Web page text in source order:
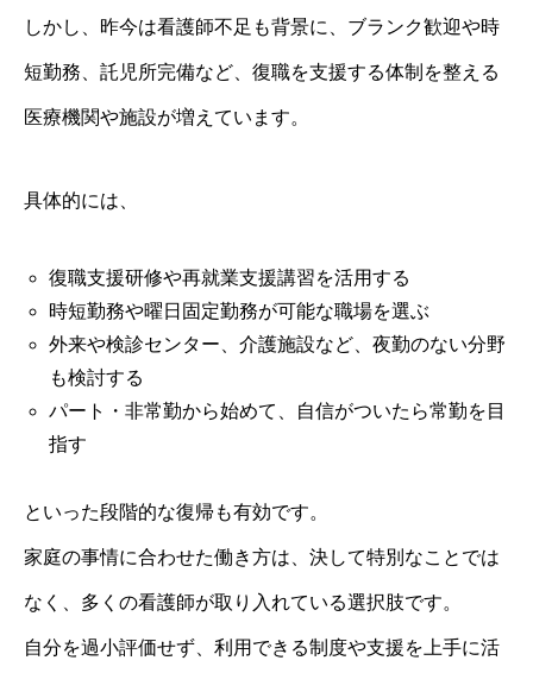
しかし、昨今は看護師不足も背景に、ブランク歓迎や時
短勤務、託児所完備など、復職を支援する体制を整える
医療機関や施設が増えています。
具体的には、
復職支援研修や再就業支援講習を活用する
時短勤務や曜日固定勤務が可能な職場を選ぶ
外来や検診センター、介護施設など、夜勤のない分野
も検討する
パート・非常勤から始めて、自信がついたら常勤を目
指す
といった段階的な復帰も有効です。
家庭の事情に合わせた働き方は、決して特別なことでは
なく、多くの看護師が取り入れている選択肢です。
自分を過小評価せず、利用できる制度や支援を上手に活